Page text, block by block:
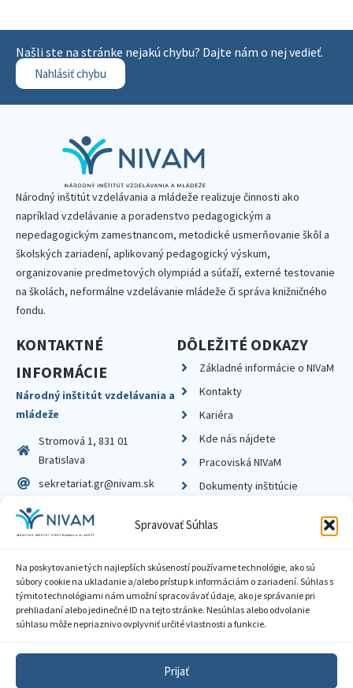
Spravovať Súhlas
Na poskytovanie tých najlepších skúseností používame technológie, ako sú
súbory cookie na ukladanie a/alebo prístup k informáciám o zariadení. Súhlas s
týmito technológiami nám umožní spracovávať údaje, ako je správanie pri
prehliadaní alebo jedinečné ID na tejto stránke. Nesúhlas alebo odvolanie
súhlasu môže nepriaznivo ovplyvniť určité vlastnosti a funkcie.
Prijať
Našli ste na stránke nejakú chybu? Dajte nám o nej vedieť.
Nahlásiť chybu
Národný inštitút vzdelávania a mládeže realizuje činnosti ako
napríklad vzdelávanie a poradenstvo pedagogickým a
nepedagogickým zamestnancom, metodické usmerňovanie škôl a
školských zariadení, aplikovaný pedagogický výskum,
organizovanie predmetových olympiád a súťaží, externé testovanie
na školách, neformálne vzdelávanie mládeže či správa knižničného
fondu.
KONTAKTNÉ
INFORMÁCIE
Národný inštitút vzdelávania a
mládeže
Stromová 1, 831 01
Bratislava
sekretariat.gr@nivam.sk
IČO: 00164348
DIČ: 2020798714
DÔLEŽITÉ ODKAZY
Základné informácie o NIVaM
Kontakty
Kariéra
Kde nás nájdete
Pracoviská NIVaM
Dokumenty inštitúcie
Zásady ochrany súkromia
Sprístupnenie informácií